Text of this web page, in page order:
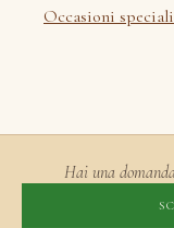
Occasioni speciali
Hai una